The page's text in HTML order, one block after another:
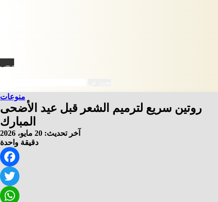
منوعات
روتين سريع لترميم الشعر قبل عيد الأضحى
المبارك
آخر تحديث: 20 مايو، 2026
دقيقة واحدة